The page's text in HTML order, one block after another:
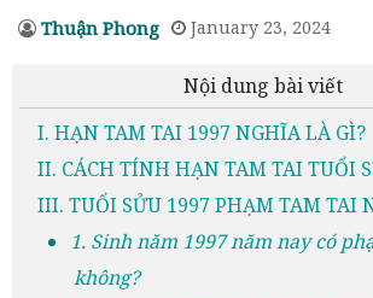
Thuận Phong January 23, 2024
Nội dung bài viết
I. HẠN TAM TAI 1997 NGHĨA LÀ GÌ?
II. CÁCH TÍNH HẠN TAM TAI TUỔI
III. TUỔI SỬU 1997 PHẠM TAM TAI
1. Sinh năm 1997 năm nay có
không?